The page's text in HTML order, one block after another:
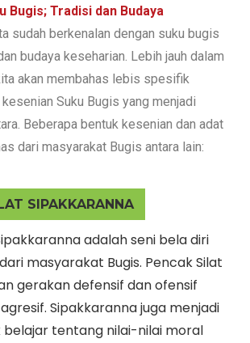
Bugis; Tradisi dan Budaya
sudah berkenalan dengan suku bugis
budaya keseharian. Lebih jauh dalam
akan membahas lebis spesifik
Suku Bugis yang menjadi
Beberapa bentuk kesenian dan adat
dari masyarakat Bugis antara lain:
SIPAKKARANNA
adalah seni bela diri
masyarakat Bugis. Pencak Silat
gerakan defensif dan ofensif
Sipakkaranna juga menjadi
tentang nilai-nilai moral